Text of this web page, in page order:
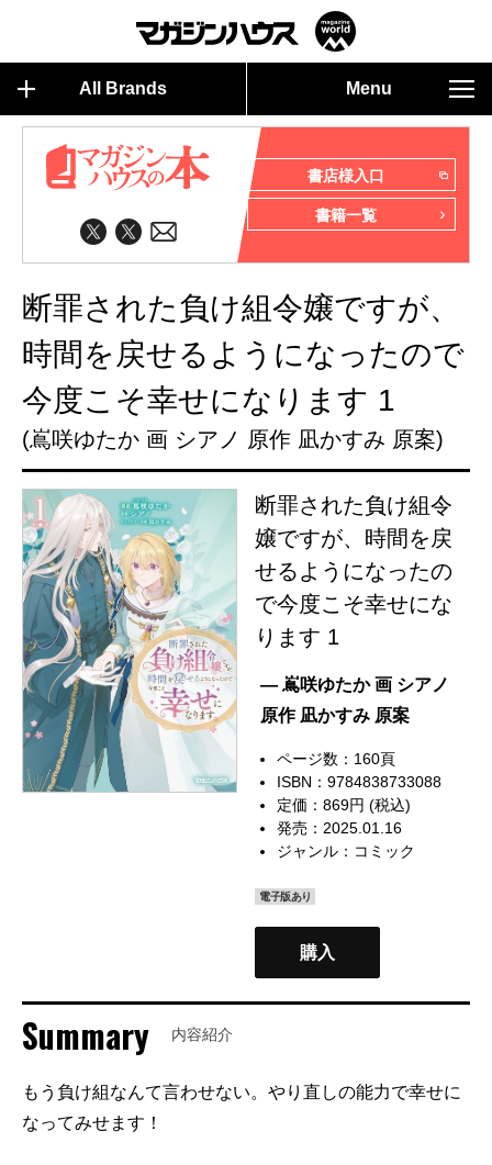
All Brands Menu
書店様入口
書籍一覧
断罪された負け組令嬢ですが、
時間を戻せるようになったので
今度こそ幸せになります 1
(嶌咲ゆたか 画 シアノ 原作 凪かすみ 原案)
断罪された負け組令
嬢ですが、時間を戻
せるようになったの
で今度こそ幸せにな
ります 1
— 嶌咲ゆたか 画 シアノ
原作 凪かすみ 原案
ページ数：160頁
ISBN：9784838733088
定価：869円 (税込)
発売：2025.01.16
ジャンル： コミック
電子版あり
購入
Summary 内容紹介
もう負け組なんて言わせない。やり直しの能力で幸せに
なってみせます！